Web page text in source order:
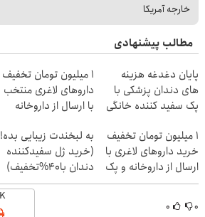
خارجه آمریکا
مطالب پیشنهادی
پایان دغدغه هزینه
های دندان پزشکی با
پک سفید کننده خانگی
۱ میلیون تومان تخفیف
داروهای لاغری منتخب
با ارسال از داروخانه
1 میلیون تومان تخفیف
خرید داروهای لاغری با
ارسال از داروخانه و پک
یخ!
به لبخندت زیبایی بده!
(خرید ژل سفیدکننده
دندان با40%تخفیف)
۰ ۰